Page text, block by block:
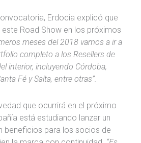
Erdocia explicó que
Road Show en los próximos
meses del 2018 vamos a ir a
completo a los Resellers de
interior, incluyendo Córdoba,
Fé y Salta, entre otras”.
que ocurrirá en el próximo
está estudiando lanzar un
beneficios para los socios de